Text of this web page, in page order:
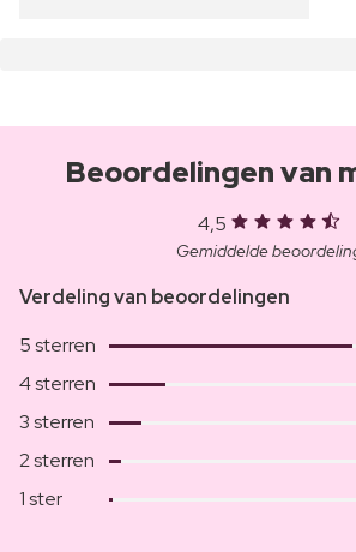
Beoordelingen van
4,5
Gemiddelde
Verdeling van beoordelingen
5 sterren
4 sterren
3 sterren
2 sterren
1 ster